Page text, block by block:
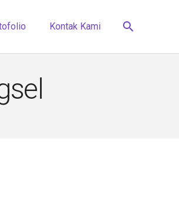
Kontak Kami search